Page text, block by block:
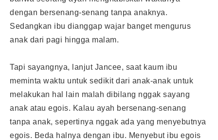
dengan bersenang-senang tanpa anaknya.
Sedangkan ibu dianggap wajar banget mengurus
anak dari pagi hingga malam.
Tapi sayangnya, lanjut Jancee, saat kaum ibu
meminta waktu untuk sedikit dari anak-anak untuk
melakukan hal lain malah dibilang nggak sayang
anak atau egois. Kalau ayah bersenang-senang
tanpa anak, sepertinya nggak ada yang menyebutnya
egois. Beda halnya dengan ibu. Menyebut ibu egois